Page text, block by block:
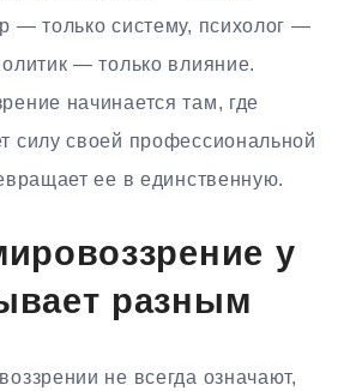
— только систему, психолог —
— только влияние.
начинается там, где
силу своей профессиональной
ее в единственную.
у
разным
не всегда означают,